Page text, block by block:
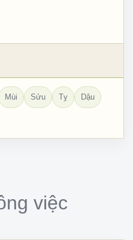
Mùi Sửu Tỵ Dậu
việc